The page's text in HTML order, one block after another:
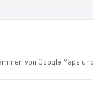
von Google Maps